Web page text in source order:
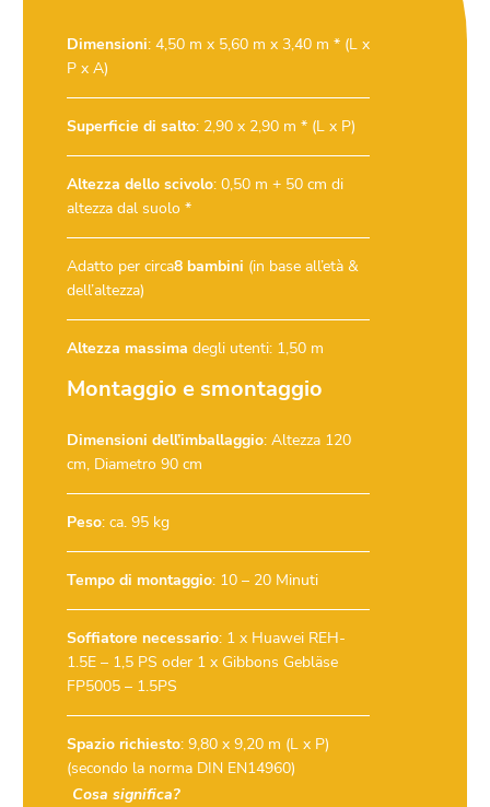
Dimensioni: 4,50 m x 5,60 m x 3,40 m * (L x
P x A)
Superficie di salto: 2,90 x 2,90 m * (L x P)
Altezza dello scivolo: 0,50 m + 50 cm di
altezza dal suolo *
Adatto per circa8 bambini (in base all’età &
dell’altezza)
Altezza massima degli utenti: 1,50 m
Montaggio e smontaggio
Dimensioni dell’imballaggio: Altezza 120
cm, Diametro 90 cm
Peso: ca. 95 kg
Tempo di montaggio: 10 – 20 Minuti
Soffiatore necessario: 1 x Huawei REH-
1.5E – 1,5 PS oder 1 x Gibbons Gebläse
FP5005 – 1.5PS
Spazio richiesto: 9,80 x 9,20 m (L x P)
(secondo la norma DIN EN14960)
Cosa significa?